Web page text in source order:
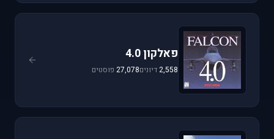
פאלקון 4.0
2,558דיונים27,078 פוסטים